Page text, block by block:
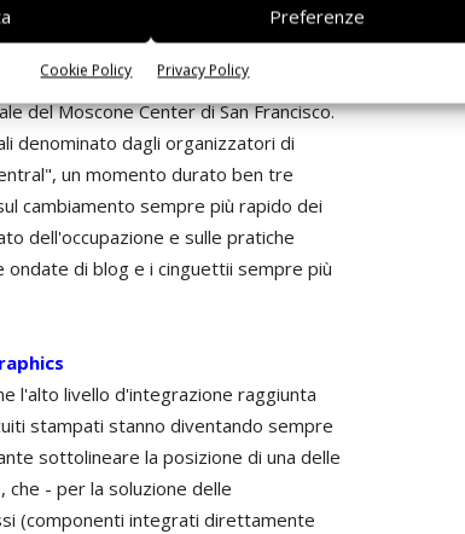
Preferenze
Cookie Policy Privacy Policy
disposizione della stampa un enorme
e progetti per il prossimo futuro.
anche temi più vicini al nostro
del Moscone Center di San Francisco.
denominato dagli organizzatori di
un momento durato ben tre
cambiamento sempre più rapido dei
dell'occupazione e sulle pratiche
di blog e i cinguettii sempre più
l'alto livello d'integrazione raggiunta
stampati stanno diventando sempre
sottolineare la posizione di una delle
che - per la soluzione delle
(componenti integrati direttamente